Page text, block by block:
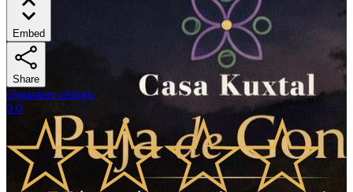
Embed
Share
Organizer ratings:
0.0